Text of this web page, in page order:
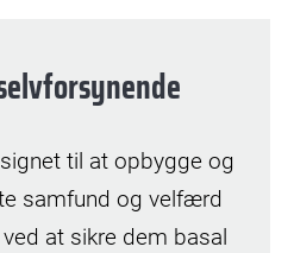
til at opbygge og
samfund og velfærd
at sikre dem basal